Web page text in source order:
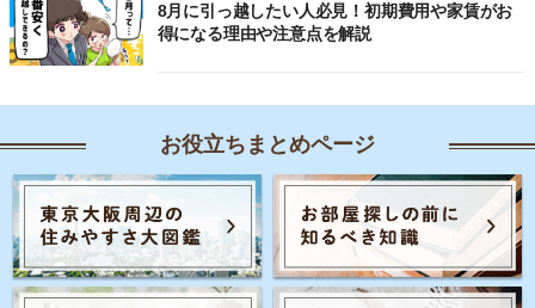
8月に引っ越したい人必見！初期費用や家賃がお
得になる理由や注意点を解説
お役立ちまとめページ